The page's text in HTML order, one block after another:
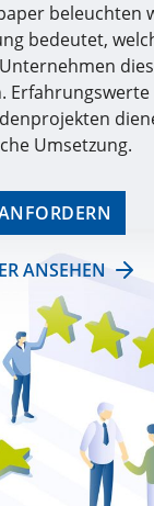
beleuchten
bedeutet,
Umsetzung.
ANSEHEN